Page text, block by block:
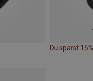
Du sparst 15%